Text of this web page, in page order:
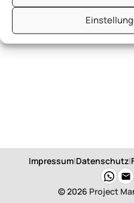
Impressum|Datenschutz|
© 2026 Project